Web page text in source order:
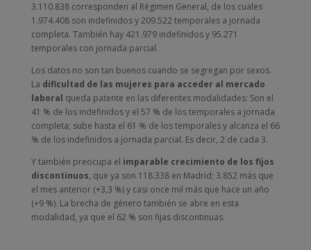
3.110.838 corresponden al Régimen General, de los cuales
1.974.408 son indefinidos y 209.522 temporales a jornada
completa. También hay 421.979 indefinidos y 95.271
temporales con jornada parcial.
Los datos no son tan buenos cuando se segregan por sexos.
La dificultad de las mujeres para acceder al mercado
laboral queda patente en las diferentes modalidades: Son el
41 % de los indefinidos y el 57 % de los temporales a jornada
completa; sube hasta el 61 % de los temporales y alcanza el 66
% de los indefinidos a jornada parcial. Es decir, 2 de cada 3.
Y también preocupa el imparable crecimiento de los fijos
discontinuos, que ya son 118.338 en Madrid; 3.852 más que
el mes anterior (+3,3 %) y casi once mil más que hace un año
(+9 %). La brecha de género también se abre en esta
modalidad, ya que el 62 % son fijas discontinuas.